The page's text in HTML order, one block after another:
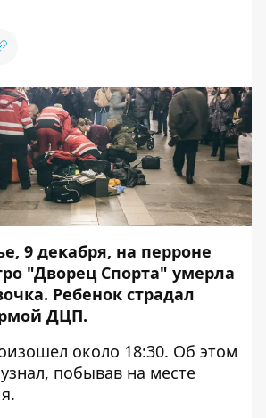
9 декабря, на перроне
"Дворец Спорта" умерла
Ребенок страдал
ДЦП.
около 18:30. Об этом
узнал, побывав на месте